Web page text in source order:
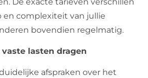
en complexiteit van jullie
bovendien regelmatig.
lasten dragen
afspraken over het